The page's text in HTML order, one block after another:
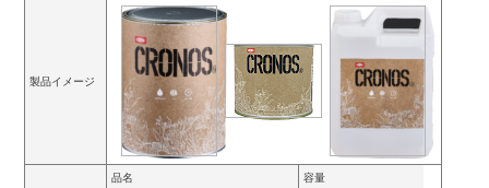
製品イメージ
品名 容量